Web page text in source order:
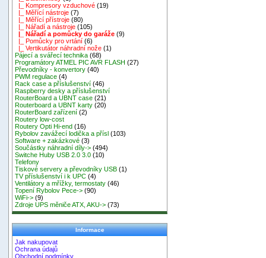
|_ Kompresory vzduchové (19)
|_ Měřící nástroje (7)
|_ Měřící přístroje (80)
|_ Nářadí a nástroje (105)
|_ Nářadí a pomůcky do garáže (9)
|_ Pomůcky pro vrtání (6)
|_ Vertikutátor náhradní nože (1)
Pájecí a svářecí technika (68)
Programátory ATMEL PIC AVR FLASH (27)
Převodníky - konvertory (40)
PWM regulace (4)
Rack case a příslušenství (46)
Raspberry desky a příslušenství
RouterBoard a UBNT case (21)
Routerboard a UBNT karty (20)
RouterBoard zařízení (2)
Routery low-cost
Routery Opti Hi-end (16)
Rybolov zavážecí lodička a přísl (103)
Software + zakázkové (3)
Součástky náhradní díly-> (494)
Switche Huby USB 2.0 3.0 (10)
Telefony
Tiskové servery a převodníky USB (1)
TV příslušenství i k UPC (4)
Ventilátory a mřížky, termostaty (46)
Topení Rybolov Pece-> (90)
WiFi-> (9)
Zdroje UPS měniče ATX, AKU-> (73)
Informace
Jak nakupovat
Ochrana údajů
Obchodní podmínky